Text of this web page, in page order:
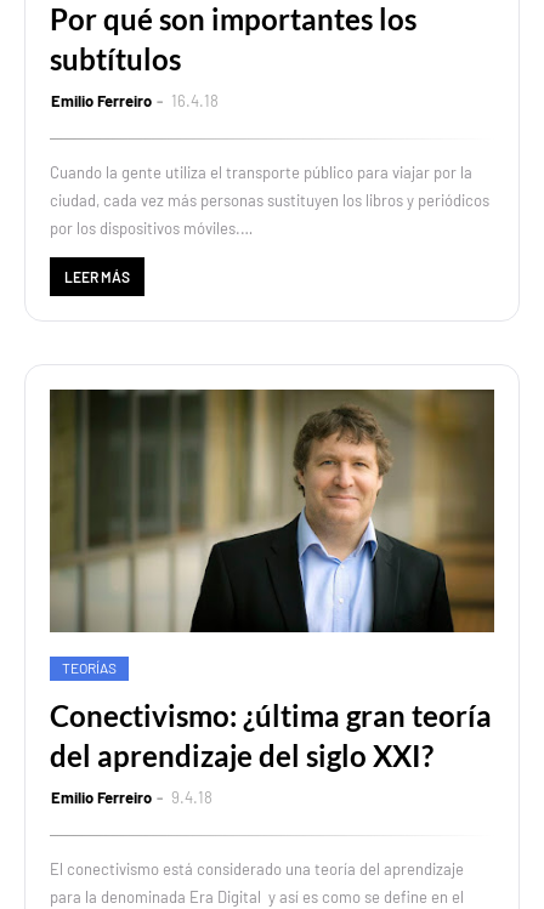
Por qué son importantes los
subtítulos
Emilio Ferreiro 16.4.18
Cuando la gente utiliza el transporte público para viajar por la
ciudad, cada vez más personas sustituyen los libros y periódicos
por los dispositivos móviles.…
LEER MÁS
TEORÍAS
Conectivismo: ¿última gran teoría
del aprendizaje del siglo XXI?
Emilio Ferreiro 9.4.18
El conectivismo está considerado una teoría del aprendizaje
para la denominada Era Digital y así es como se define en el